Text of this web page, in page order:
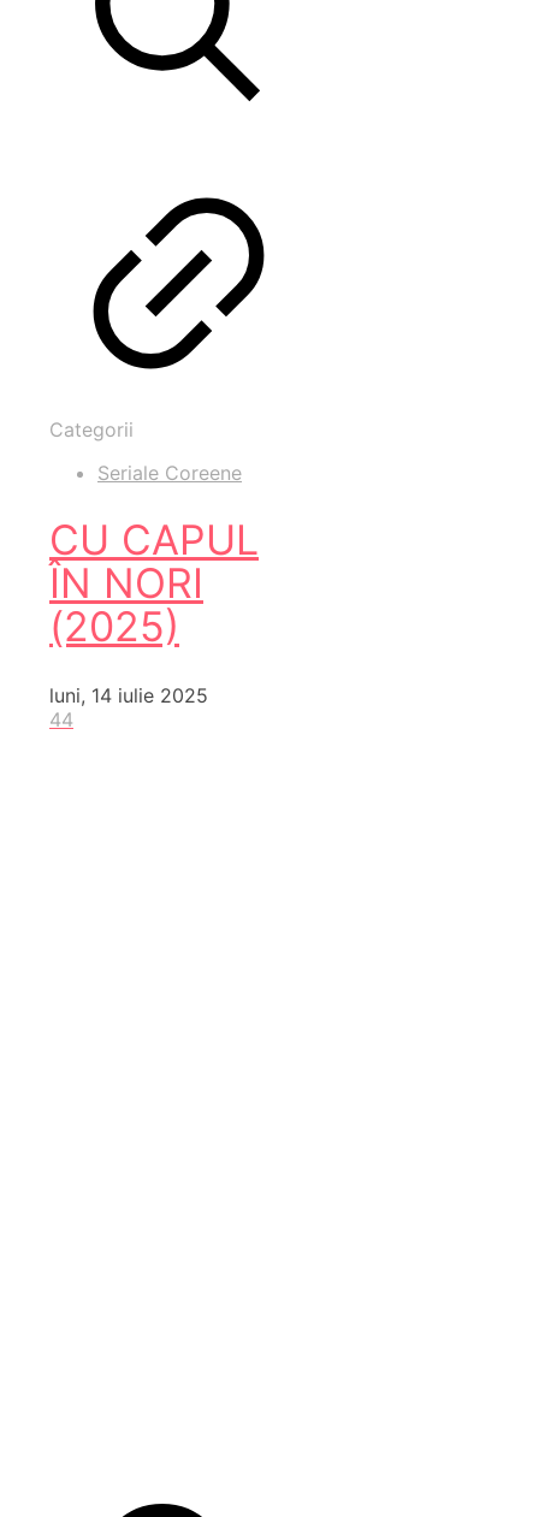
Categorii
Seriale Coreene
CU CAPUL
ÎN NORI
(2025)
luni, 14 iulie 2025
44